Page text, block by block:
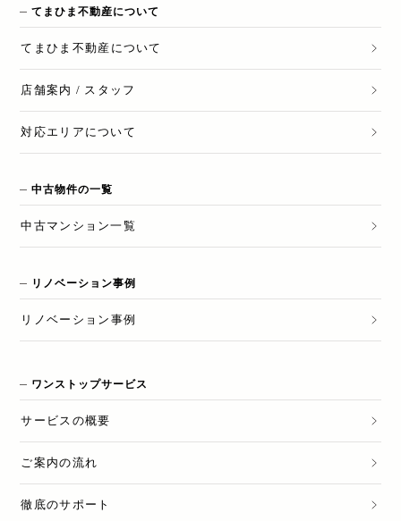
てまひま不動産について
てまひま不動産 について
店舗案内 / スタッフ
対応エリアについて
中古物件の一覧
中古マンション一覧
リノベーション事例
リノベーション 事例
ワンストップサービス
サービスの概要
ご案内の流れ
徹底のサポート